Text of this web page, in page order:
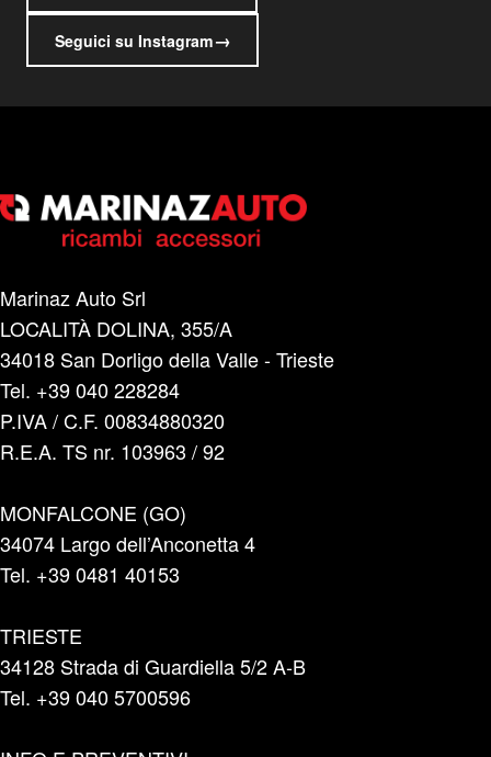
Seguici su Instagram→
Marinaz Auto Srl
LOCALITÀ DOLINA, 355/A
34018 San Dorligo della Valle - Trieste
Tel. +39 040 228284
P.IVA / C.F. 00834880320
R.E.A. TS nr. 103963 / 92
MONFALCONE (GO)
34074 Largo dell’Anconetta 4
Tel. +39 0481 40153
TRIESTE
34128 Strada di Guardiella 5/2 A-B
Tel. +39 040 5700596